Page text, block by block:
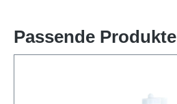
Passende Produkte